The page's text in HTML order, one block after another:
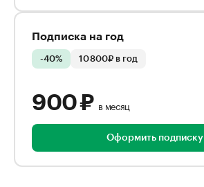
Подписка на год
-40% 10 800₽ в год
900 ₽ в месяц
Оформить подписку